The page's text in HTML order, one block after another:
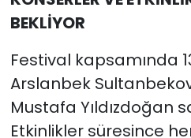
BEKLİYOR
Festival kapsamında
Arslanbek
Mustafa Yıldızdoğan
Etkinlikler süresince